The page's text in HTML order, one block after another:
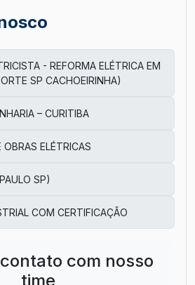
- REFORMA ELÉTRICA EM
SP CACHOEIRINHA)
– CURITIBA
ELÉTRICAS
SP)
COM CERTIFICAÇÃO
com nosso
time